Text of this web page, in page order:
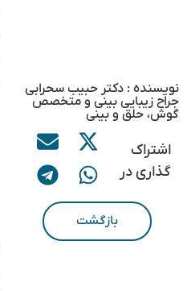
نویسنده : دکتر حبیب سحرابی
جراح زیبایی بینی و متخصص
گوش، حلق و بینی
اشتراک
گذاری در
بازگشت